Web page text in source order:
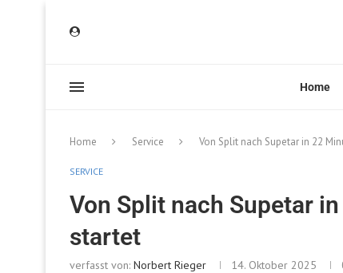
Home
Home Service Von Split nach Supetar in 22
SERVICE
Von Split nach Supetar
startet
verfasst von: Norbert Rieger 14. Oktober 2025